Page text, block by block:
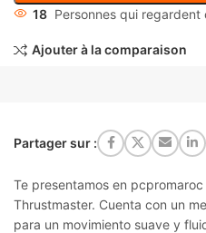
18 Personnes qui
Ajouter à la comparaison
Partager sur :
Te presentamos en
Thrustmaster. Cuenta con un
para un movimiento suave y